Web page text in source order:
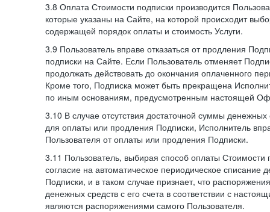
3.8 Оплата Стоимости подписки производится
которые указаны на Сайте, на которой происходит
содержащей порядок оплаты и стоимость Услуги.
3.9 Пользователь вправе отказаться от продления
подписки на Сайте. Если Пользователь отменяет
продолжать действовать до окончания оплаченного
Кроме того, Подписка может быть прекращена
по иным основаниям, предусмотренным настоящей
3.10 В случае отсутствия достаточной суммы денежных
для оплаты или продления Подписки, Исполнитель
Пользователя от оплаты или продления Подписки.
3.11 Пользователь, выбирая способ оплаты Стоимости
согласие на автоматическое периодическое списание
Подписки, и в таком случае признает, что
денежных средств с его счета в соответствии с
являются распоряжениями самого Пользователя.